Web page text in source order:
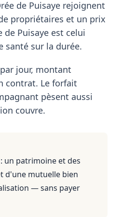
de Puisaye rejoignent
propriétaires et un prix
de Puisaye est celui
santé sur la durée.
par jour, montant
contrat. Le forfait
pèsent aussi
couvre.
: un patrimoine et des
d'une mutuelle bien
— sans payer